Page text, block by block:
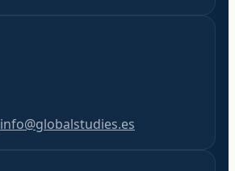
info@globalstudies.es